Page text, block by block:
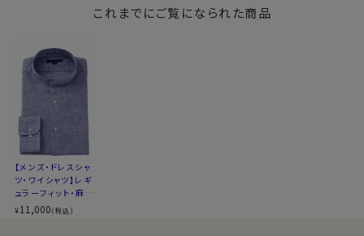
細すぎず太すぎずのレギュラーフィット。
せずお選びいただけます。
カフス部分はコンバーチブルカフスになっておりますの
で、カフスボタンもご利用いただけます。
●麻シャツのサイズ感について
麻（リネン）生地の特性上、伸縮を考慮して実寸よりやや
大きめのサイズで仕上げておりますので、お届け時はサイ
ズ表記よりゆったり感じられる場合がございます。
これまでにご覧になられた商品
【メンズ・ドレスシャ
ツ・ワイシャツ】レギ
ュラーフィット・麻リ
ネン・スタンドカラ
¥11,000(税込)